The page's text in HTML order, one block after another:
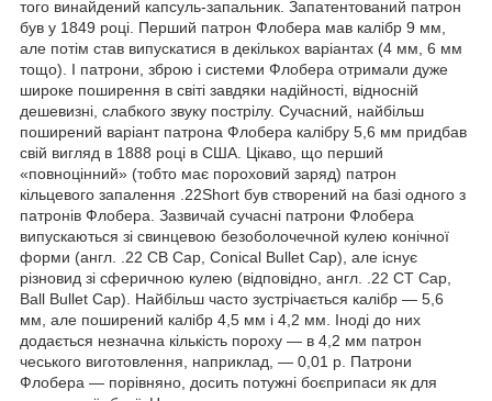
того винайдений капсуль-запальник. Запатентований патрон
був у 1849 році. Перший патрон Флобера мав калібр 9 мм,
але потім став випускатися в декількох варіантах (4 мм, 6 мм
тощо). І патрони, зброю і системи Флобера отримали дуже
широке поширення в світі завдяки надійності, відносній
дешевизні, слабкого звуку пострілу. Сучасний, найбільш
поширений варіант патрона Флобера калібру 5,6 мм придбав
свій вигляд в 1888 році в США. Цікаво, що перший
«повноцінний» (тобто має пороховий заряд) патрон
кільцевого запалення .22Short був створений на базі одного з
патронів Флобера. Зазвичай сучасні патрони Флобера
випускаються зі свинцевою безоболочечной кулею конічної
форми (англ. .22 СВ Сар, Conical Bullet Cap), але існує
різновид зі сферичною кулею (відповідно, англ. .22 СТ Сар,
Ball Bullet Cap). Найбільш часто зустрічається калібр — 5,6
мм, але поширений калібр 4,5 мм і 4,2 мм. Іноді до них
додається незначна кількість пороху — в 4,2 мм патрон
чеського виготовлення, наприклад, — 0,01 р. Патрони
Флобера — порівняно, досить потужні боєприпаси як для